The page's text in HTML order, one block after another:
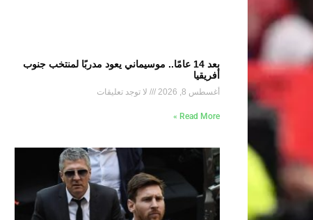
بعد 14 عامًا.. موسيماني يعود مدربًا لمنتخب جنوب
أفريقيا
أغسطس 8, 2026 لا توجد تعليقات
Read More »